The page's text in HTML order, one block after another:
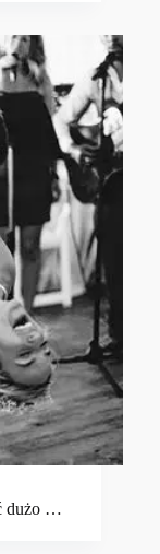
dużo …